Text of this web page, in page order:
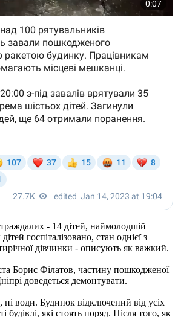
- 14 дітей, наймолодшій
госпіталізовано, стан однієї з
дівчинки - описують як важкий.
Борис Філатов, частину пошкодженої
доведеться демонтувати.
ні води. Будинок відключений від усіх
будівлі, які стоять поряд. Після того, як